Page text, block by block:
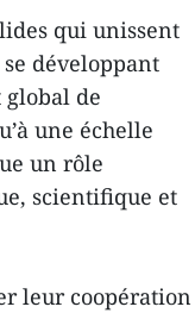
qui unissent
développant
de
une échelle
un rôle
scientifique et
leur coopération